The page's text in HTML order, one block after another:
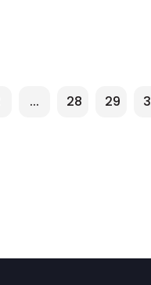
... 28 29